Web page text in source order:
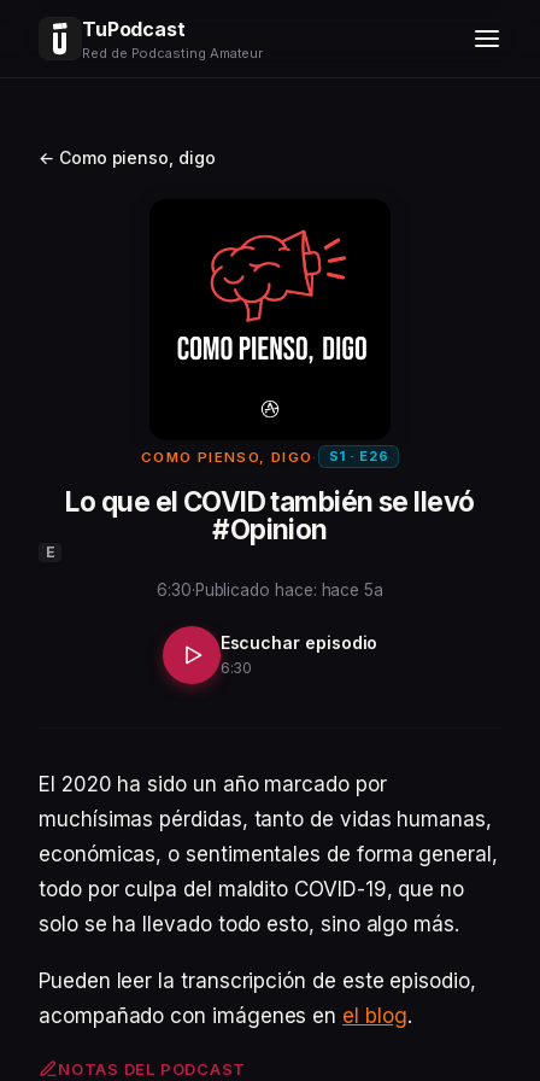
TuPodcast
Red de Podcasting Amateur
← Como pienso, digo
COMO PIENSO, DIGO · S1 · E26
Lo que el COVID también se llevó
#Opinion
E
6:30·Publicado hace: hace 5a
Escuchar episodio
6:30
El 2020 ha sido un año marcado por
muchísimas pérdidas, tanto de vidas humanas,
económicas, o sentimentales de forma general,
todo por culpa del maldito COVID-19, que no
solo se ha llevado todo esto, sino algo más.
Pueden leer la transcripción de este episodio,
acompañado con imágenes en el blog.
NOTAS DEL PODCAST